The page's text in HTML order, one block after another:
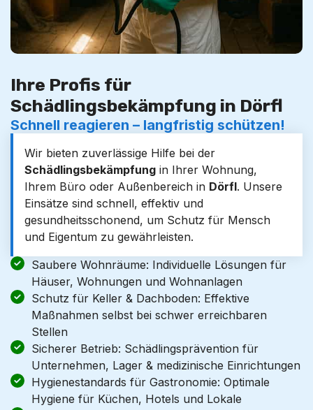
Ihre Profis für
Schädlingsbekämpfung in Dörfl
Schnell reagieren – langfristig schützen!
Wir bieten zuverlässige Hilfe bei der
Schädlingsbekämpfung in Ihrer Wohnung,
Ihrem Büro oder Außenbereich in Dörfl. Unsere
Einsätze sind schnell, effektiv und
gesundheitsschonend, um Schutz für Mensch
und Eigentum zu gewährleisten.
Saubere Wohnräume: Individuelle Lösungen für
Häuser, Wohnungen und Wohnanlagen
Schutz für Keller & Dachboden: Effektive
Maßnahmen selbst bei schwer erreichbaren
Stellen
Sicherer Betrieb: Schädlingsprävention für
Unternehmen, Lager & medizinische Einrichtungen
Hygienestandards für Gastronomie: Optimale
Hygiene für Küchen, Hotels und Lokale